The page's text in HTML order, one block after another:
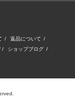
/ 返品について /
/ ショップブログ /